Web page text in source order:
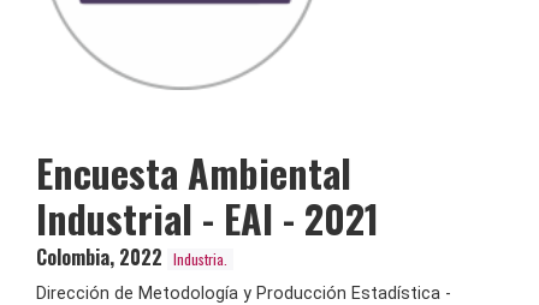
Encuesta Ambiental
Industrial - EAI - 2021
Colombia, 2022 Industria.
Dirección de Metodología y Producción Estadística -